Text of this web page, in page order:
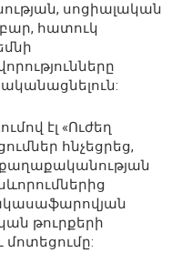
սոցիալական
հատուկ
էլ «Ուժեղ
հնչեցրեց,
թուրքերի
մոտեցումը: